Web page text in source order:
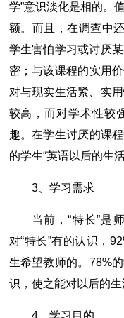
学”意识淡化是相的。
额。而且，在调查中
学生害怕学习或讨厌
密；与该课程的实用
对与现实生活紧、实
较高，而对学术性较
趣。在学生讨厌的课
的学生“英语以后的生活
3、学习需求
当前，“特长”是
对“特长”有的认识，
生希望教师的。78%
识，使之能对以后的生
4、学习目的